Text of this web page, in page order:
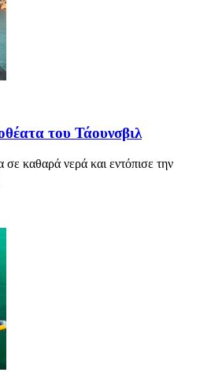
του Τάουνσβιλ
καθαρά νερά και εντόπισε την